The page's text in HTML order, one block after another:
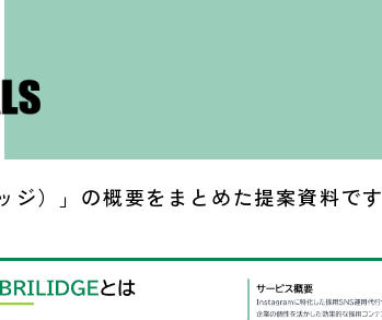
）」の概要をまとめた提案資料です